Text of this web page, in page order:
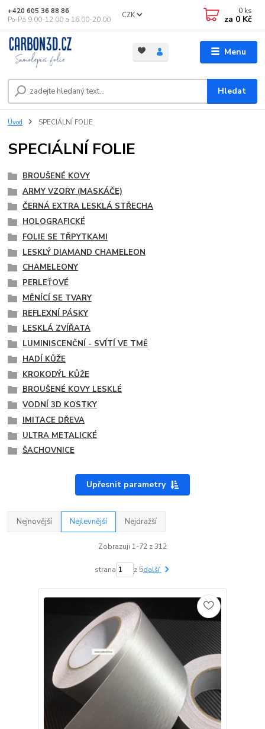
Menu
CZK
Hledat
+420 605 36 88 86
Po-Pá 9.00-12.00 a 16.00-20.00
0 ks
za 0 Kč
Úvod SPECIÁLNÍ FOLIE
SPECIÁLNÍ FOLIE
BROUŠENÉ KOVY
ARMY VZORY (MASKÁČE)
ČERNÁ EXTRA LESKLÁ STŘECHA
HOLOGRAFICKÉ
FOLIE SE TŘPYTKAMI
LESKLÝ DIAMAND CHAMELEON
CHAMELEONY
PERLEŤOVÉ
MĚNÍCÍ SE TVARY
REFLEXNÍ PÁSKY
LESKLÁ ZVÍŘATA
LUMINISCENČNÍ - SVÍTÍ VE TMĚ
HADÍ KŮŽE
KROKODÝL KŮŽE
BROUŠENÉ KOVY LESKLÉ
VODNÍ 3D KOSTKY
IMITACE DŘEVA
ULTRA METALICKÉ
ŠACHOVNICE
Upřesnit parametry
Nejnovější Nejlevnější Nejdražší
Zobrazuji 1-72 z 312
strana z 5další